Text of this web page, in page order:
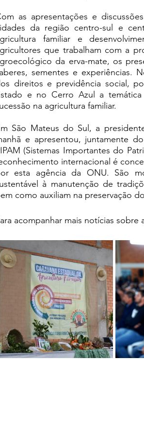
as apresentações e
da região centro-sul e
familiar e
que trabalham com a
da erva-mate, os
sementes e experiências.
direitos e previdência social,
e no Cerro Azul a
na agricultura familiar.
São Mateus do Sul, a
e apresentou, juntamente
(Sistemas Importantes do
internacional é
esta agência da ONU. São
à manutenção de
como auxiliam na preservação
acompanhar mais notícias sobre